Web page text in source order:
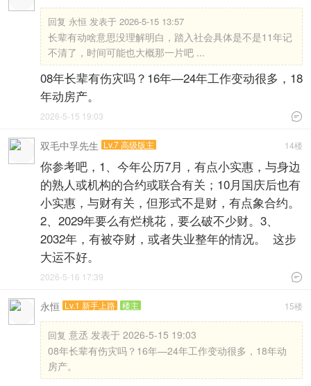
回复 永恒 发表于 2026-5-15 13:57
长辈有动啥意思没理解明白，踏入社会具体是不是11年记
不清了，时间可能也大概那一片吧 ...
08年长辈有伤灾吗？16年—24年工作变动很多，18
年动房产。

2026-5-15 19:03
14楼
双毛中孚先生 Lv.7 高级版主
你参考吧，1、今年公历7月，有点小实惠，与身边
的熟人或机构的合约或联合有关；10月国庆后也有
小实惠，与财有关，但形式不是财，有点象合约。
2、2029年要么有烂桃花，要么破不少财。3、
2032年，有被夺财，或者失业整年的情况。 这步
大运不好。

2026-5-16 17:39
15楼
永恒 Lv.1 新手上路 楼主
回复 意丞 发表于 2026-5-15 19:03
08年长辈有伤灾吗？16年—24年工作变动很多，18年动
房产。